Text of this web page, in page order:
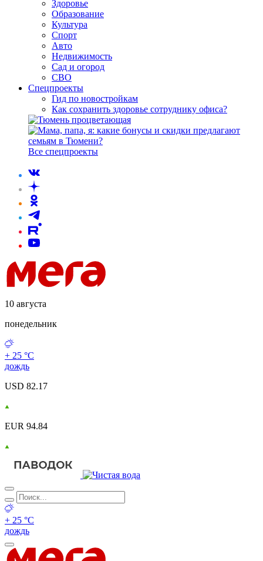
Здоровье
Образование
Культура
Спорт
Авто
Недвижимость
Сад и огород
СВО
Спецпроекты
Гид по новостройкам
Как сохранить здоровье сотруднику офиса?
Все спецпроекты
10 августа
понедельник
+ 25 °С
дождь
USD 82.17
EUR 94.84
+ 25 °С
дождь